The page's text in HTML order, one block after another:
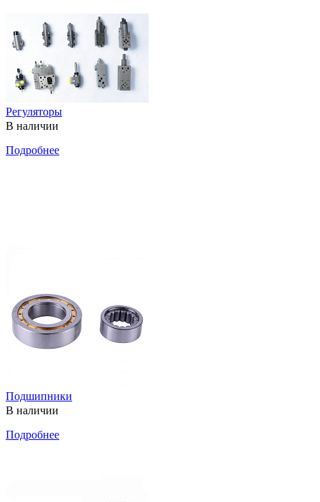
Регуляторы
В наличии
Подробнее
Подшипники
В наличии
Подробнее